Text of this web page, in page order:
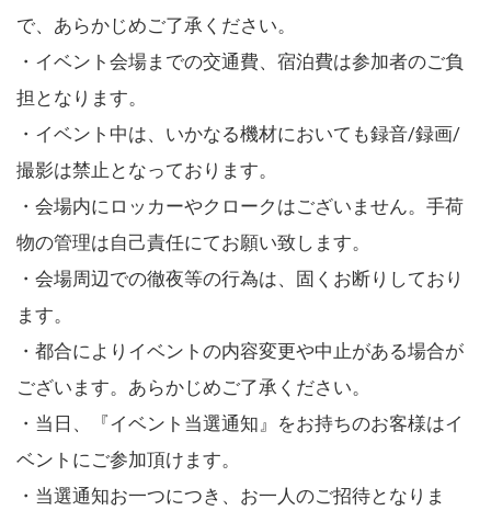
で、あらかじめご了承ください。
・イベント会場までの交通費、宿泊費は参加者のご負
担となります。
・イベント中は、いかなる機材においても録音/録画/
撮影は禁止となっております。
・会場内にロッカーやクロークはございません。手荷
物の管理は自己責任にてお願い致します。
・会場周辺での徹夜等の行為は、固くお断りしており
ます。
・都合によりイベントの内容変更や中止がある場合が
ございます。あらかじめご了承ください。
・当日、『イベント当選通知』をお持ちのお客様はイ
ベントにご参加頂けます。
・当選通知お一つにつき、お一人のご招待となりま